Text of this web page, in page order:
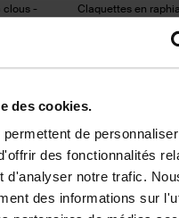
des cookies.
de
des fonctionnalités
d'analyser notre trafic.
des informations sur
clous -
Claquettes en